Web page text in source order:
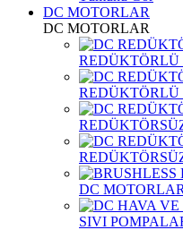
DC MOTORLAR
DC MOTORLAR
REDÜKTÖRLÜ
DC MOTORLAR
SIVI